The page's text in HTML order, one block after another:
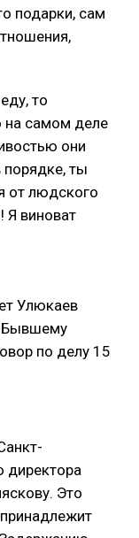
подарки, сам
то
на самом деле
они
порядке, ты
от людского
Я виноват
Улюкаев
Бывшему
по делу 15
директора
Это